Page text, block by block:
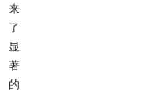
来
了
显
著
的